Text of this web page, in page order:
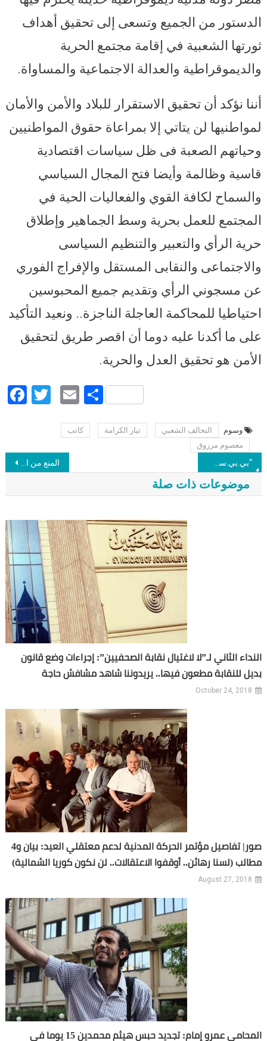
الدستور من الجميع وتسعى إلى تحقيق أهداف
ثورتها الشعبية في إقامة مجتمع الحرية
والديموقراطية والعدالة الاجتماعية والمساواة.
أننا نؤكد أن تحقيق الاستقرار للبلاد والأمن والأمان
لمواطنيها لن يتاتي إلا بمراعاة حقوق المواطنيين
وحياتهم الصعبة فى ظل سياسات اقتصادية
قاسية وظالمة وأيضا فتح المجال السياسي
والسماح لكافة القوي والفعاليات الحية في
المجتمع للعمل بحرية وسط الجماهير وإطلاق
حرية الرأي والتعبير والتنظيم السياسى
والاجتماعى والنقابى المستقل والإفراج الفوري
عن مسجوني الرأي وتقديم جميع المحبوسين
احتياطيا للمحاكمة العاجلة الناجزة.. ونعيد التأكيد
على ما أكدنا عليه دوما أن اقصر طريق لتحقيق
الأمن هو تحقيق العدل والحرية.
Facebook
Twitter
EmailShare
وسوم التحالف الشعبي تيار الكرامة
كاتب
معصوم مرزوق
Post navigation
المنع من الزيارة.. معتقلون ممنوعون من رؤية ذويهم.. والأهالي: عايزين نطمن على ولادنا.. (حكايات القهر) “بي.بي.سي”: مقتل 29 طفلا في غارة شنتها السعودية على اليمن.. و”التحالف العربي”: عمل عسكري مشروع
موضوعات ذات صلة
النداء الثاني لـ”لا لاغتيال نقابة الصحفيين”: إجراءات وضع قانون
بديل للنقابة مطعون فيها.. يريدوننا شاهد مشافش حاجة
October 24, 2018
صور| تفاصيل مؤتمر الحركة المدنية لدعم معتقلي العيد: بيان و4
مطالب (لسنا رهائن.. أوقفوا الاعتقالات.. لن نكون كوريا الشمالية)
August 27, 2018
المحامي عمرو إمام: تجديد حبس هيثم محمدين 15 يوما في